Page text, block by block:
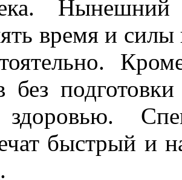
время и
без
здоровью.
быстрый и
.